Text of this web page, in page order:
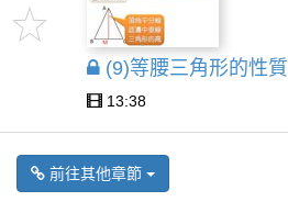
(9)等腰三角形的性質
13:38
前往其他章節